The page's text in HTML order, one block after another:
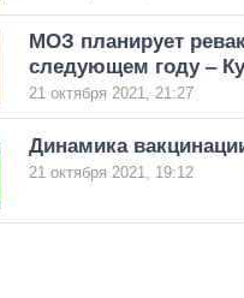
МОЗ планирует
следующем году ‒
21 октября 2021, 21:27
Динамика
21 октября 2021, 19:12